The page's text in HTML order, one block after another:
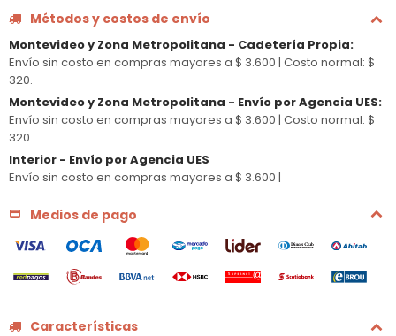
Métodos y costos de envío
Montevideo y Zona Metropolitana - Cadetería Propia:
Envío sin costo en compras mayores a $ 3.600 | Costo normal: $
320.
Montevideo y Zona Metropolitana - Envío por Agencia UES:
Envío sin costo en compras mayores a $ 3.600 | Costo normal: $
320.
Interior - Envío por Agencia UES
Envío sin costo en compras mayores a $ 3.600 |
Medios de pago
Características